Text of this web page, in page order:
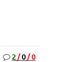
2 /0/0